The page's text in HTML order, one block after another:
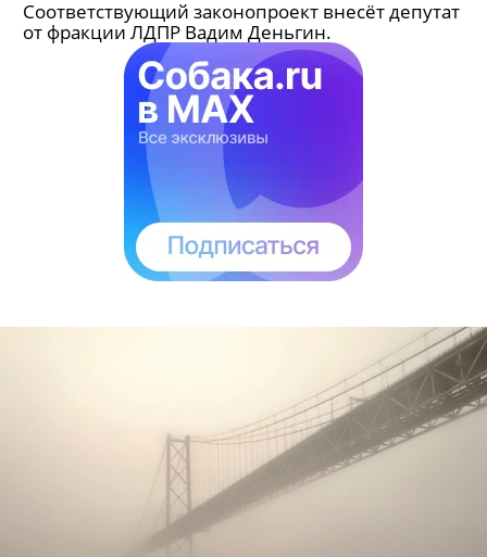
Соответствующий законопроект внесёт депутат
от фракции ЛДПР Вадим Деньгин.